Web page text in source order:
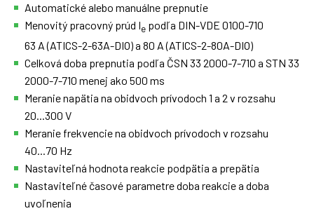
Automatické alebo manuálne prepnutie
Menovitý pracovný prúd Ie podľa DIN-VDE 0100-710
63 A (ATICS-2-63A-DIO) a 80 A (ATICS-2-80A-DIO)
Celková doba prepnutia podľa ČSN 33 2000-7-710 a STN 33
2000-7-710 menej ako 500 ms
Meranie napätia na obidvoch prívodoch 1 a 2 v rozsahu
20...300 V
Meranie frekvencie na obidvoch prívodoch v rozsahu
40...70 Hz
Nastaviteľná hodnota reakcie podpätia a prepätia
Nastaviteľné časové parametre doba reakcie a doba
uvoľnenia